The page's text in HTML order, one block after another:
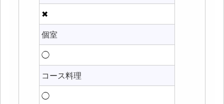
✖
個室
◯
コース料理
◯